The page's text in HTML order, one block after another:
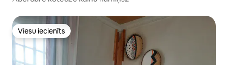
Viesu iecienīts
Viesu iecienīts